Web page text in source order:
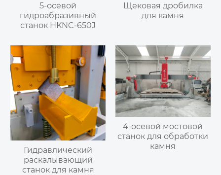
5-осевой
гидроабразивный
станок HKNC-650J
Щековая дробилка
для камня
Гидравлический
раскалывающий
станок для камня
4-осевой мостовой
станок для обработки
камня